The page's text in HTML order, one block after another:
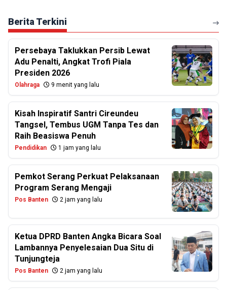
Berita Terkini
Persebaya Taklukkan Persib Lewat
Adu Penalti, Angkat Trofi Piala
Presiden 2026
Olahraga 9 menit yang lalu
Kisah Inspiratif Santri Cireundeu
Tangsel, Tembus UGM Tanpa Tes dan
Raih Beasiswa Penuh
Pendidikan 1 jam yang lalu
Pemkot Serang Perkuat Pelaksanaan
Program Serang Mengaji
Pos Banten 2 jam yang lalu
Ketua DPRD Banten Angka Bicara Soal
Lambannya Penyelesaian Dua Situ di
Tunjungteja
Pos Banten 2 jam yang lalu